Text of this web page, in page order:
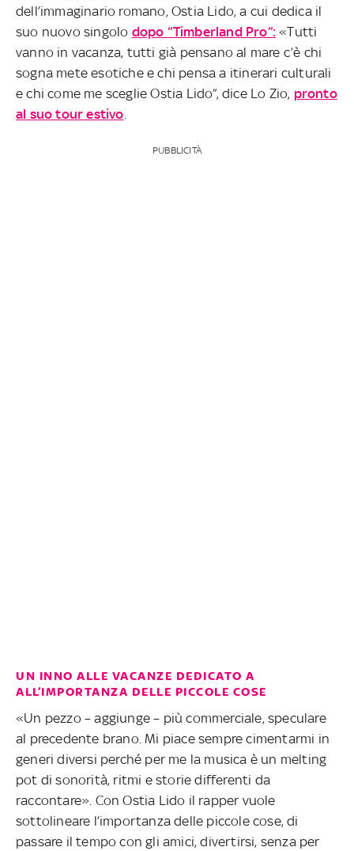
dell’immaginario romano, Ostia Lido, a cui dedica il
suo nuovo singolo dopo “Timberland Pro”: «Tutti
vanno in vacanza, tutti già pensano al mare c’è chi
sogna mete esotiche e chi pensa a itinerari culturali
e chi come me sceglie Ostia Lido”, dice Lo Zio, pronto
al suo tour estivo.
PUBBLICITÀ
UN INNO ALLE VACANZE DEDICATO A
ALL’IMPORTANZA DELLE PICCOLE COSE
«Un pezzo – aggiunge – più commerciale, speculare
al precedente brano. Mi piace sempre cimentarmi in
generi diversi perché per me la musica è un melting
pot di sonorità, ritmi e storie differenti da
raccontare». Con Ostia Lido il rapper vuole
sottolineare l’importanza delle piccole cose, di
passare il tempo con gli amici, divertirsi, senza per